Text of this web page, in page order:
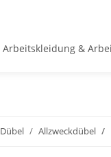
Arbeitskleidung &
Dübel Allzweckdübel